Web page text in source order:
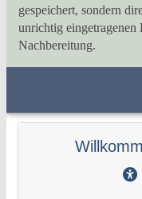
gespeichert, sondern
unrichtig eingetragenen
Nachbereitung.